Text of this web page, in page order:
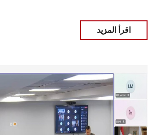
اقرأ المزيد